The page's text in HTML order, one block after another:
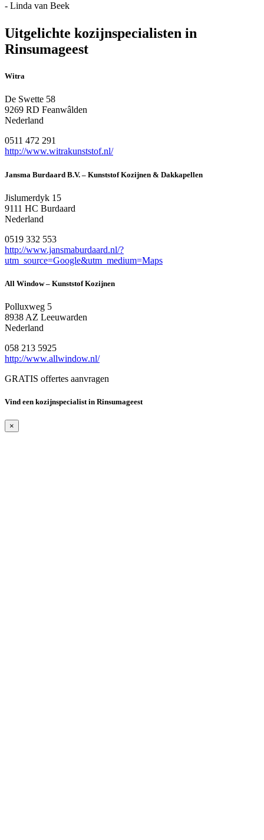
- Linda van Beek
Uitgelichte kozijnspecialisten in
Rinsumageest
Witra
De Swette 58
9269 RD Feanwâlden
Nederland
0511 472 291
http://www.witrakunststof.nl/
Jansma Burdaard B.V. – Kunststof Kozijnen & Dakkapellen
Jislumerdyk 15
9111 HC Burdaard
Nederland
0519 332 553
http://www.jansmaburdaard.nl/?
utm_source=Google&utm_medium=Maps
All Window – Kunststof Kozijnen
Polluxweg 5
8938 AZ Leeuwarden
Nederland
058 213 5925
http://www.allwindow.nl/
GRATIS offertes aanvragen
Vind een kozijnspecialist in Rinsumageest
×